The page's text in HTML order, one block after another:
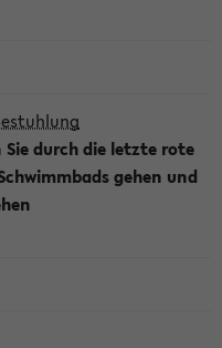
Sie durch die letzte rote
gehen und